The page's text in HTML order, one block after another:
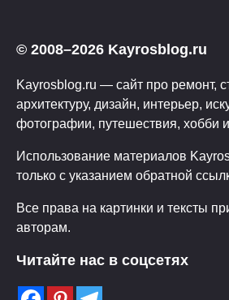
© 2008–2026 Kayrosblog.ru
Kayrosblog.ru — сайт про ремонт,
архитектуру, дизайн, интерьер,
фотографии, путешествия, хобби и
Использование материалов
только с указанием обратной
Все права на картинки и тексты
авторам.
Читайте нас в соцсетях